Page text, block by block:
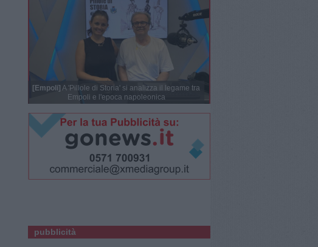
[Empoli] A 'Pillole di Storia' si analizza il legame tra
Empoli e l'epoca napoleonica
pubblicità